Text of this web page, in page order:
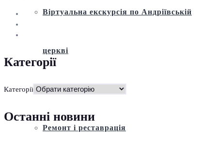
Віртуальна екскурсія по Андріївській
церкві
Історія
Ремонт і реставрація
Категорії
Категорії
Останні новини